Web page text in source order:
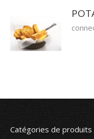
Catégories de produits